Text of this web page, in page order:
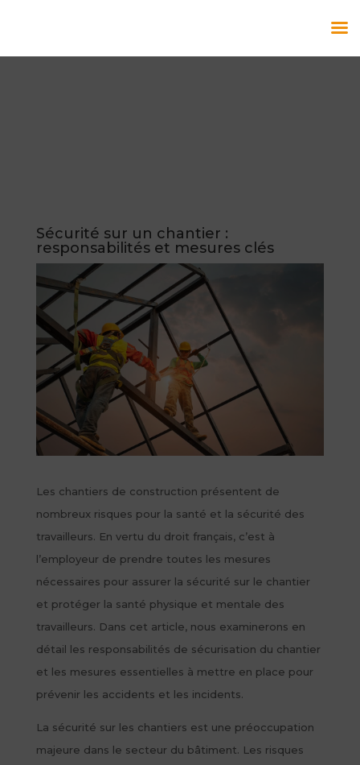
Sécurité sur un chantier :
responsabilités et mesures clés
Les chantiers de construction présentent de
nombreux risques pour la santé et la sécurité des
travailleurs. En vertu du droit français, c’est à
l’employeur de prendre toutes les mesures
nécessaires pour assurer la sécurité sur le chantier
et protéger la santé physique et mentale des
travailleurs. Dans cet article, nous examinerons en
détail les responsabilités de sécurisation du chantier
et les mesures essentielles à mettre en place pour
prévenir les accidents et les incidents.
La sécurité sur les chantiers est une préoccupation
majeure dans le secteur du bâtiment. Les risques